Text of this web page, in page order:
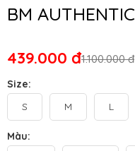
BM AUTHENTIC
1.100.000 đ
439.000 đ
Size:
S
M L
Màu: